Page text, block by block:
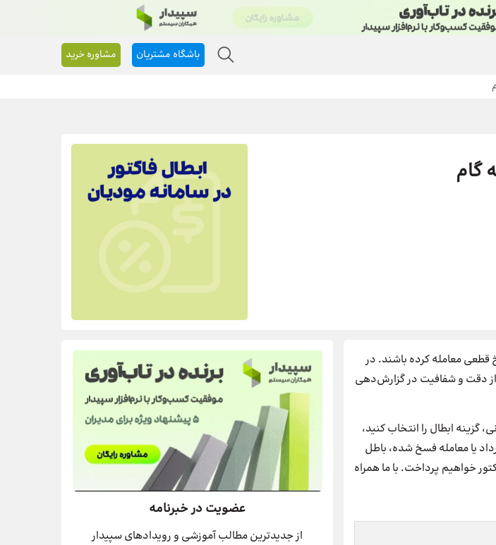
باشگاه مشتریان مشاوره خرید
گام
قطعی معامله کرده باشند. در
از دقت و شفافیت در گزارش‌دهی
گزینه ابطال را انتخاب کنید،
یا معامله فسخ شده، باطل
خواهیم پرداخت. با ما همراه
عضویت در خبرنامه
از جدیدترین مطالب آموزشی و رویدادهای سپیدار